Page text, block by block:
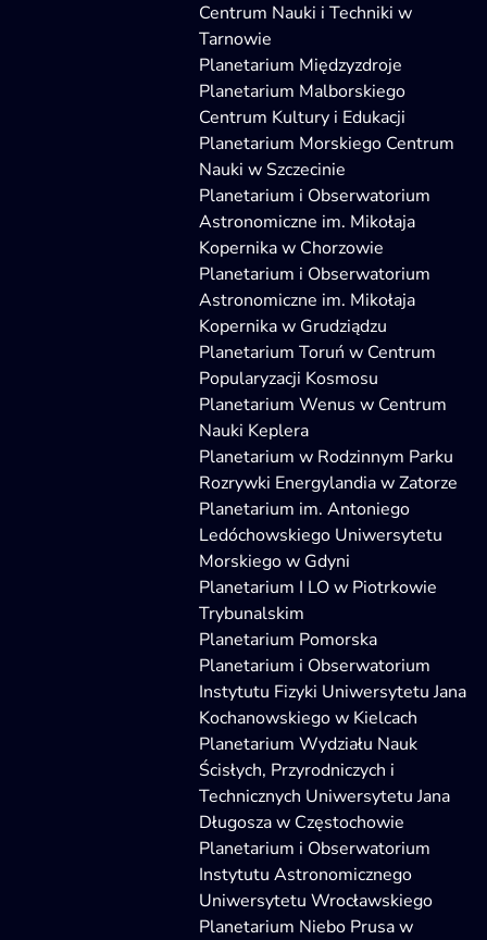
Centrum Nauki i Techniki w
Tarnowie
Planetarium Międzyzdroje
Planetarium Malborskiego
Centrum Kultury i Edukacji
Planetarium Morskiego Centrum
Nauki w Szczecinie
Planetarium i Obserwatorium
Astronomiczne im. Mikołaja
Kopernika w Chorzowie
Planetarium i Obserwatorium
Astronomiczne im. Mikołaja
Kopernika w Grudziądzu
Planetarium Toruń w Centrum
Popularyzacji Kosmosu
Planetarium Wenus w Centrum
Nauki Keplera
Planetarium w Rodzinnym Parku
Rozrywki Energylandia w Zatorze
Planetarium im. Antoniego
Ledóchowskiego Uniwersytetu
Morskiego w Gdyni
Planetarium I LO w Piotrkowie
Trybunalskim
Planetarium Pomorska
Planetarium i Obserwatorium
Instytutu Fizyki Uniwersytetu Jana
Kochanowskiego w Kielcach
Planetarium Wydziału Nauk
Ścisłych, Przyrodniczych i
Technicznych Uniwersytetu Jana
Długosza w Częstochowie
Planetarium i Obserwatorium
Instytutu Astronomicznego
Uniwersytetu Wrocławskiego
Planetarium Niebo Prusa w